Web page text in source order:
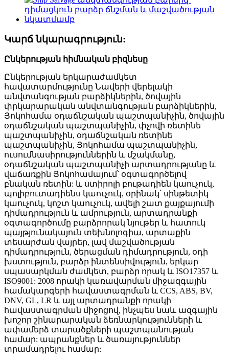
Կարճ նկարագրություն:
Ընկերության հիմնական բիզնեսը
Ընկերության երկարաժամկետ
հավատարմությունը Նավերի վերելակի
անվտանգության բարձիկներին, ծովային
փրկարարական անվտանգության բարձիկներին,
Յոկոհամա օդաճնշական պաշտպանիչին, ծովային
օդաճնշական պաշտպանիչին, փչովի ռետինե
պաշտպանիչին, օդաճնշական ռետինե
պաշտպանիչին, Յոկոհամա պաշտպանիչին,
ուսումնասիրություններին և մշակմանը,
օդաճնշական պաշտպանիչի արտադրությանը և
վաճառքին Յոկոհամայում՝ օգտագործելով
բնական ռետին: և ստիրոլի բութադիեն կաուչուկ,
պոլիբուտադիենս կաուչուկ, օրինակ՝ սինթետիկ
կաուչուկ, կոշտ կաուչուկ, ավելի շատ քայքայումի
դիմադրություն և ամրություն, արտադրանքի
օգտագործումը բարձրորակ նյութեր և հատուկ
պայթյունակայուն տեխնոլոգիա, արտաքին
տեսարժան վայրեր, լավ մաշվածության
դիմադրություն, ծերացման դիմադրություն, օդի
խստություն, բարձր ինտենսիվություն, երկար
սպասարկման ժամկետ, բարձր որակ և ISO17357 և
ISO9001: 2008 որակի կառավարման միջազգային
համակարգերի հավաստագրման և CCS, ABS, BV,
DNV, GL, LR և այլ արտադրանքի որակի
հավաստագրման միջոցով, ինչպես նաև ազգային
խոշոր շինարարական ձեռնարկությունների և
ափամերձ տարածքների պաշտպանության
համար: ապրանքներ և ծառայություններ
տրամադրելու համար: